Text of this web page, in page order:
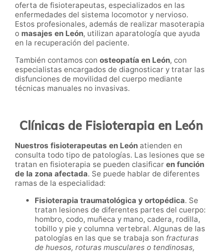
oferta de fisioterapeutas, especializados en las
enfermedades del sistema locomotor y nervioso.
Estos profesionales, además de realizar masoterapia
o masajes en León, utilizan aparatología que ayuda
en la recuperación del paciente.
También contamos con osteopatía en León, con
especialistas encargados de diagnosticar y tratar las
disfunciones de movilidad del cuerpo mediante
técnicas manuales no invasivas.
Clínicas de Fisioterapia en León
Nuestros fisioterapeutas en León atienden en
consulta todo tipo de patologías. Las lesiones que se
tratan en fisioterapia se pueden clasificar en función
de la zona afectada. Se puede hablar de diferentes
ramas de la especialidad:
Fisioterapia traumatológica y ortopédica. Se
tratan lesiones de diferentes partes del cuerpo:
hombro, codo, muñeca y mano, cadera, rodilla,
tobillo y pie y columna vertebral. Algunas de las
patologías en las que se trabaja son fracturas
de huesos, roturas musculares o tendinosas,